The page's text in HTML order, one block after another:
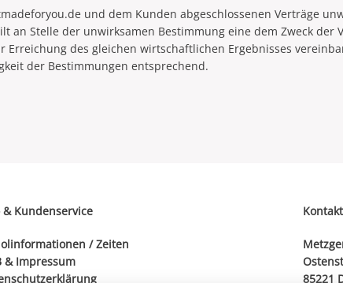
und dem Kunden abgeschlossenen Verträge
an Stelle der unwirksamen Bestimmung eine dem Zweck der
des gleichen wirtschaftlichen Ergebnisses
der Bestimmungen entsprechend.
& Kundenservice
/ Zeiten
& Impressum
Kontakt
85221